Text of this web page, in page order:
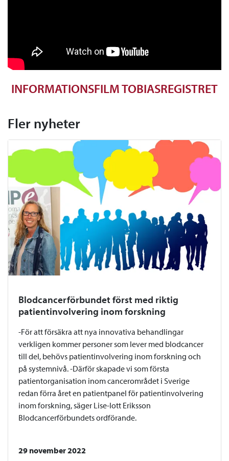
INFORMATIONSFILM TOBIASREGISTRET
Fler nyheter
Blodcancerförbundet först med riktig
patientinvolvering inom forskning
-För att försäkra att nya innovativa behandlingar
verkligen kommer personer som lever med blodcancer
till del, behövs patientinvolvering inom forskning och
på systemnivå. -Därför skapade vi som första
patientorganisation inom cancerområdet i Sverige
redan förra året en patientpanel för patientinvolvering
inom forskning, säger Lise-lott Eriksson
Blodcancerförbundets ordförande.
29 november 2022